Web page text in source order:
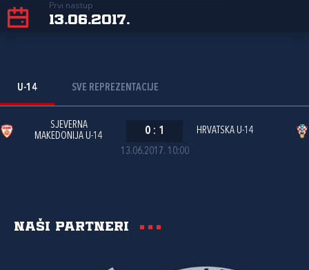
Prvi nastup
13.06.2017.
U-14 SVE REPREZENTACIJE
13.06.2017. 10:00
SJEVERNA
MAKEDONIJA U-14
0 : 1 HRVATSKA U-14
Naši partneri